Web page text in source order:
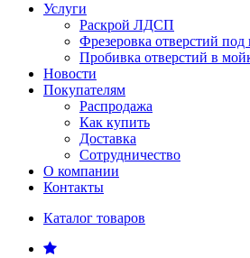
Услуги
Раскрой ЛДСП
Фрезеровка отверстий под
Пробивка отверстий в
Новости
Покупателям
Распродажа
Как купить
Доставка
Сотрудничество
О компании
Контакты
Каталог товаров